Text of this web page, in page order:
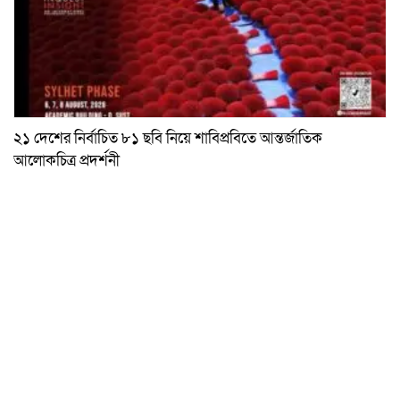
২১ দেশের নির্বাচিত ৮১ ছবি নিয়ে শাবিপ্রবিতে আন্তর্জাতিক
আলোকচিত্র প্রদর্শনী